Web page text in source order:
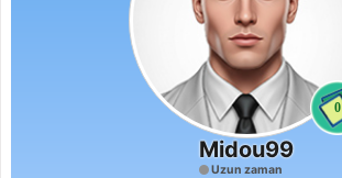
0
Midou99
Uzun zaman